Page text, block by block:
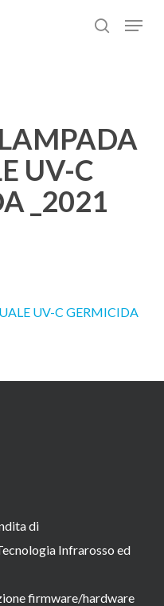
cerca
Menu
UV-C
_2021
UV-C GERMICIDA
di
Infrarosso ed
firmware/hardware